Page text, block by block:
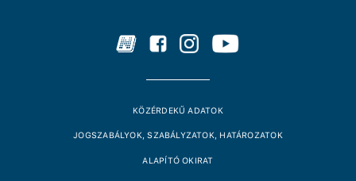
KÖZÉRDEKŰ ADATOK
JOGSZABÁLYOK, SZABÁLYZATOK, HATÁROZATOK
ALAPÍTÓ OKIRAT